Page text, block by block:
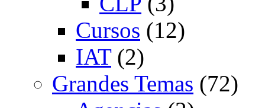
Cursos (12)
IAT(2)
Grandes Temas (72)